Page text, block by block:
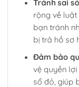
Tránh sai
rộng về luật
bạn tránh
bị trả hồ sơ
Đảm bảo
vệ quyền
sổ đỏ, giúp